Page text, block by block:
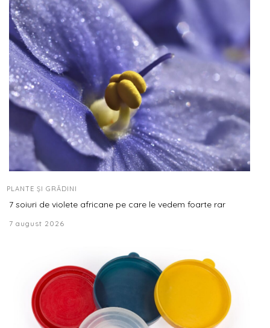
PLANTE ȘI GRĂDINI
7 soiuri de violete africane pe care le vedem foarte rar
7 august 2026